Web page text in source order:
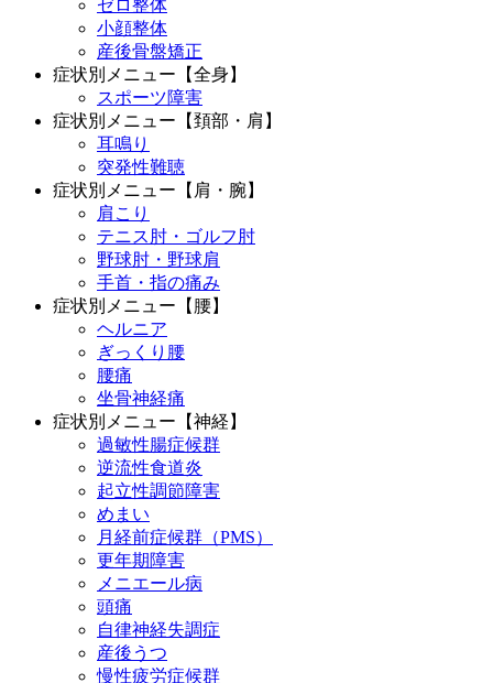
ゼロ整体
小顔整体
産後骨盤矯正
症状別メニュー【全身】
スポーツ障害
症状別メニュー【頚部・肩】
耳鳴り
突発性難聴
症状別メニュー【肩・腕】
肩こり
テニス肘・ゴルフ肘
野球肘・野球肩
手首・指の痛み
症状別メニュー【腰】
ヘルニア
ぎっくり腰
腰痛
坐骨神経痛
症状別メニュー【神経】
過敏性腸症候群
逆流性食道炎
起立性調節障害
めまい
月経前症候群（PMS）
更年期障害
メニエール病
頭痛
自律神経失調症
産後うつ
慢性疲労症候群